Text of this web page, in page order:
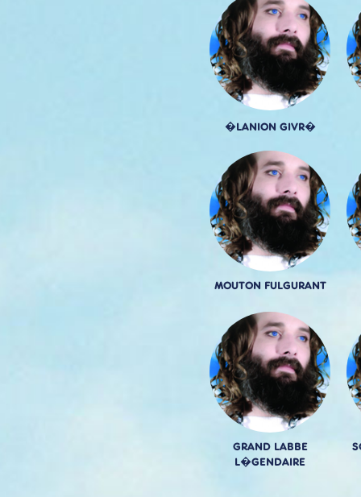
�LANION GIVR�
MOUTON FULGURANT
GRAND LABBE
L�GENDAIRE